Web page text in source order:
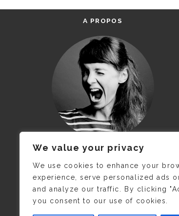
We value your privacy
We use cookies to enhance your
experience, serve personalized ads
and analyze our traffic. By clicking
you consent to our use of cookies.
A PROPOS
JE M’APPELLE DELPHINE MAIS
C’EST ©CAMILLE COLLIN QUI A
PRIS CETTE PHOTO !